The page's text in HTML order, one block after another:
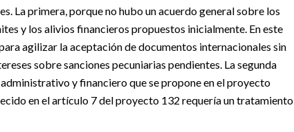
La primera, porque no hubo un acuerdo general sobre los
y los alivios financieros propuestos inicialmente. En este
agilizar la aceptación de documentos internacionales sin
sobre sanciones pecuniarias pendientes. La segunda
y financiero que se propone en el proyecto
en el artículo 7 del proyecto 132 requería un tratamiento